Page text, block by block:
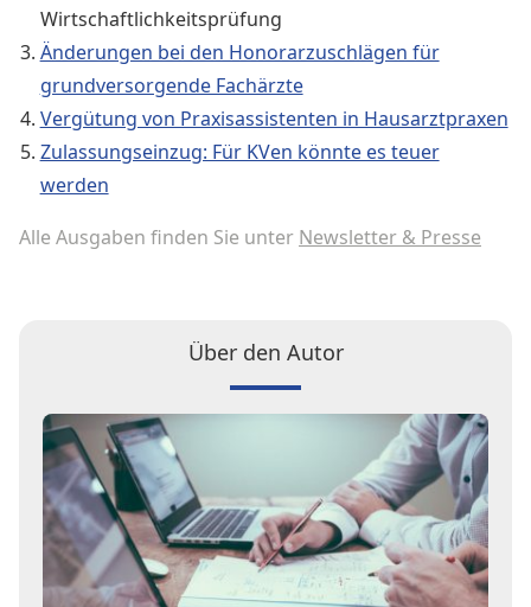
Wirtschaftlichkeitsprüfung
Änderungen bei den Honorarzuschlägen für
grundversorgende Fachärzte
Vergütung von Praxisassistenten in Hausarztpraxen
Zulassungseinzug: Für KVen könnte es teuer
werden
Alle Ausgaben finden Sie unter Newsletter & Presse
Über den Autor